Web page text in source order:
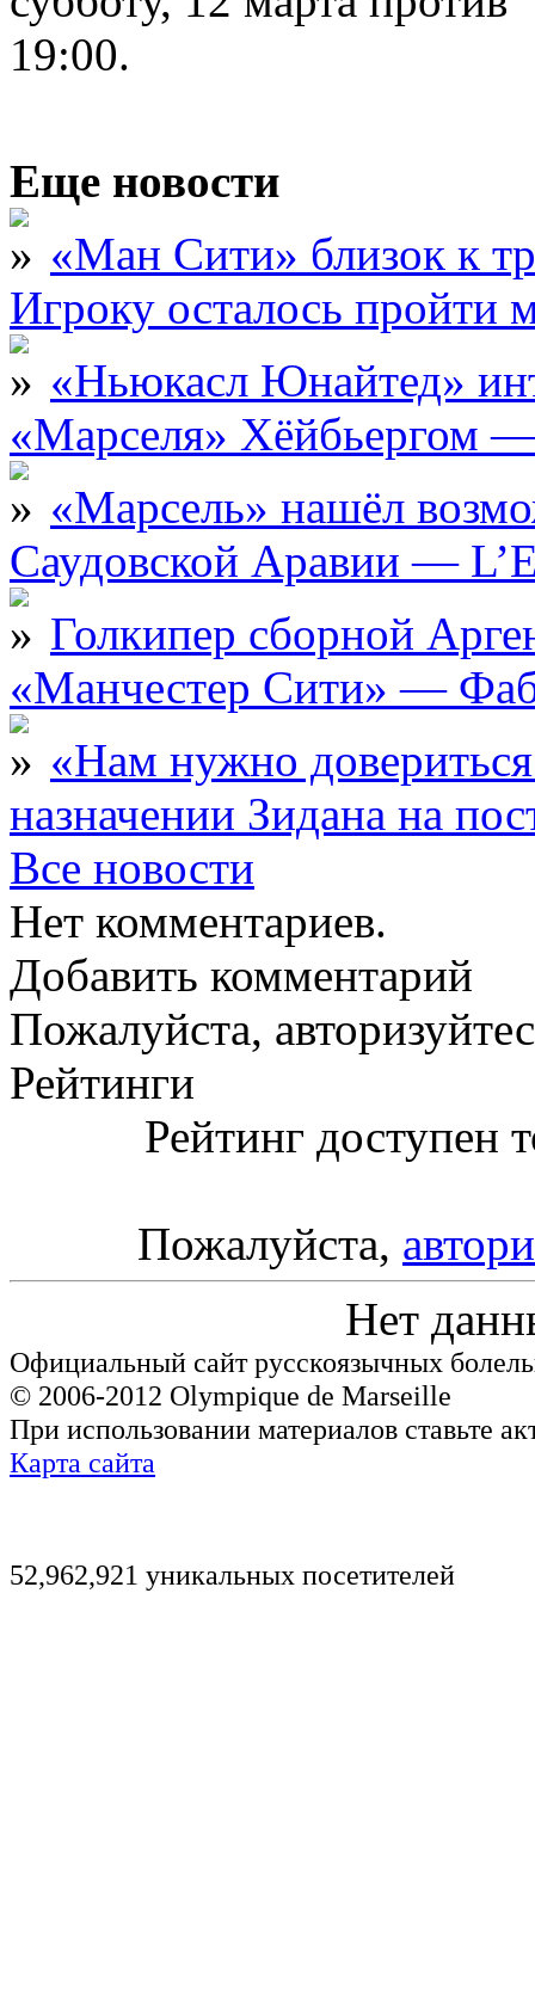
19:00.
Еще новости
«Ман Сити» близок к
Игроку осталось
«Ньюкасл Юнайтед»
«Марселя» Хёйбьергом
«Марсель» нашёл
Саудовской Аравии —
Голкипер сборной
«Манчестер Сити» —
«Нам нужно
назначении Зидана на
Все новости
Нет комментариев.
Добавить комментарий
Пожалуйста,
Рейтинги
Рейтинг доступен
Пожалуйста,
Нет
Официальный сайт русскоязычных
© 2006-2012 Olympique de Marseille
При использовании материалов ставьте
Карта сайта
52,962,921 уникальных посетителей